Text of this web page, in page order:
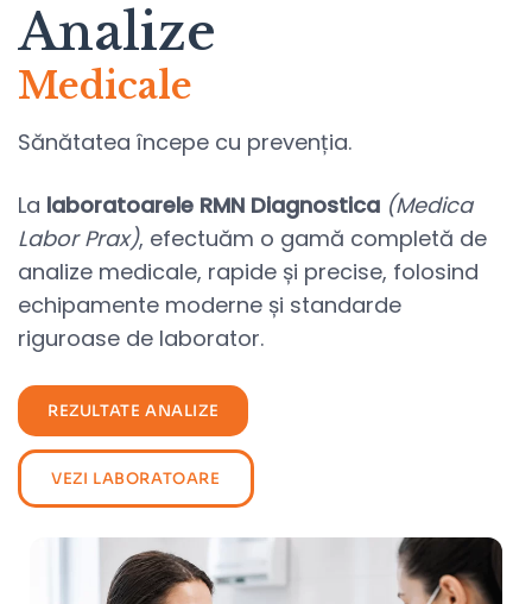
Analize
Medicale
Sănătatea începe cu prevenția.
La laboratoarele RMN Diagnostica (Medica
Labor Prax), efectuăm o gamă completă de
analize medicale, rapide și precise, folosind
echipamente moderne și standarde
riguroase de laborator.
REZULTATE ANALIZE
VEZI LABORATOARE